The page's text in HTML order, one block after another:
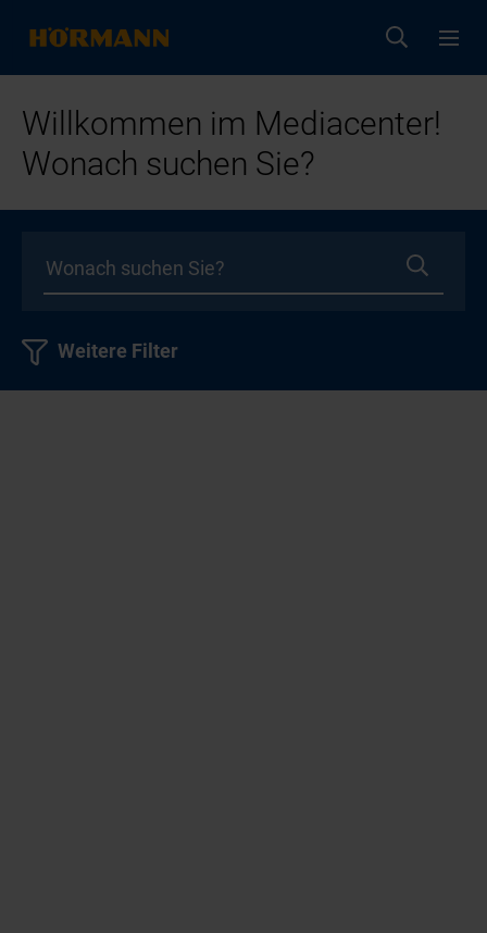
Willkommen im Mediacenter!
Wonach suchen Sie?
Weitere Filter